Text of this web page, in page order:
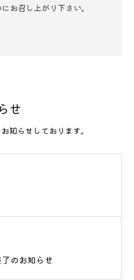
お召し上がり下さい。
せ
知らせしております。
のお知らせ